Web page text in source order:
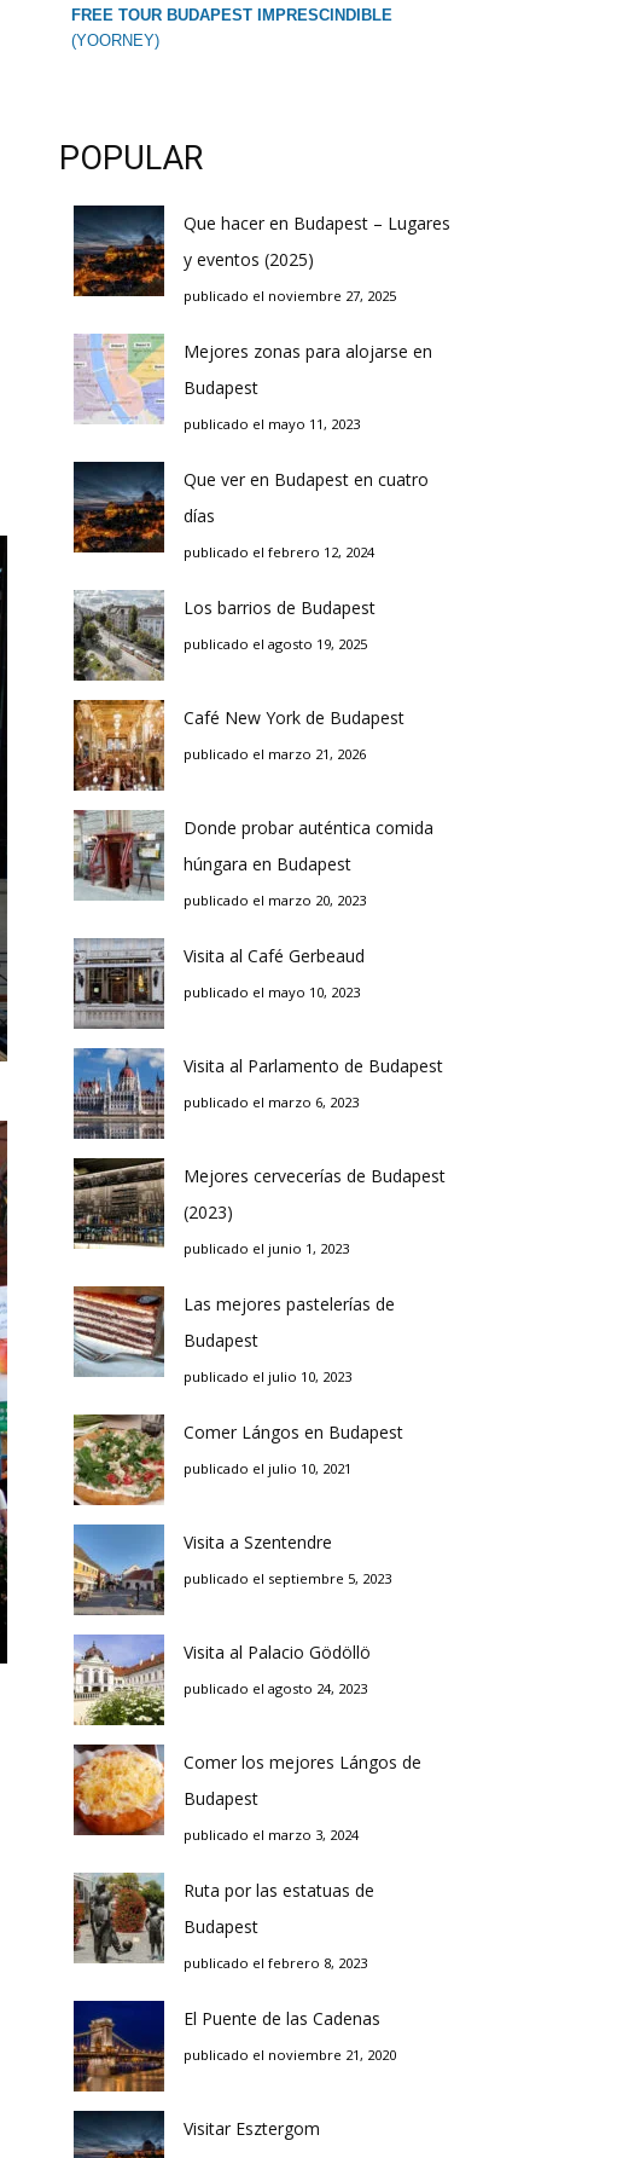
FREE TOUR BUDAPEST IMPRESCINDIBLE
(YOORNEY)
POPULAR
Que hacer en Budapest – Lugares
y eventos (2025)
publicado el noviembre 27, 2025
Mejores zonas para alojarse en
Budapest
publicado el mayo 11, 2023
Que ver en Budapest en cuatro
días
publicado el febrero 12, 2024
Los barrios de Budapest
publicado el agosto 19, 2025
Café New York de Budapest
publicado el marzo 21, 2026
Donde probar auténtica comida
húngara en Budapest
publicado el marzo 20, 2023
Visita al Café Gerbeaud
publicado el mayo 10, 2023
Visita al Parlamento de Budapest
publicado el marzo 6, 2023
Mejores cervecerías de Budapest
(2023)
publicado el junio 1, 2023
Las mejores pastelerías de
Budapest
publicado el julio 10, 2023
Comer Lángos en Budapest
publicado el julio 10, 2021
Visita a Szentendre
publicado el septiembre 5, 2023
Visita al Palacio Gödöllö
publicado el agosto 24, 2023
Comer los mejores Lángos de
Budapest
publicado el marzo 3, 2024
Ruta por las estatuas de
Budapest
publicado el febrero 8, 2023
El Puente de las Cadenas
publicado el noviembre 21, 2020
Visitar Esztergom